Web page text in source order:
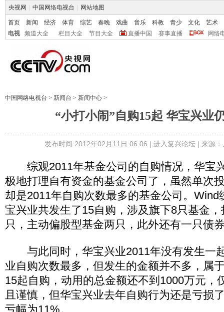
央视网 中国网络电视台 网站地图
首页 新闻 经济 体育 综艺 春晚 戏曲 音乐 科教 青少 文化
艺术
电视
频道大全 栏目大全 节目大全 直播中国 赛事直播 网络
中国网络电视台 > 新闻台 > 新闻中心 >
“小打小闹”自购15起 华宝兴业
发布时间:2012年02月11日 06:06 | 进入复兴论坛| 来源
综观2011年基金公司的自购情况，华宝
极地打理自有资金的基金公司了，虽然单次
却是2011年自购次数最多的基金公司。Wind
宝兴业共发生了15自购，涉及旗下8只基金
只，主动偏股型基金两只，此外还有一只债
与此同时，华宝兴业2011年没有发生一
业自购次数最多，但发生的金额并不多，属
15起自购，动用的总金额还不到1000万元，
且谨慎，但华宝兴业去年自购行为还是亏损
亏幅为11%。